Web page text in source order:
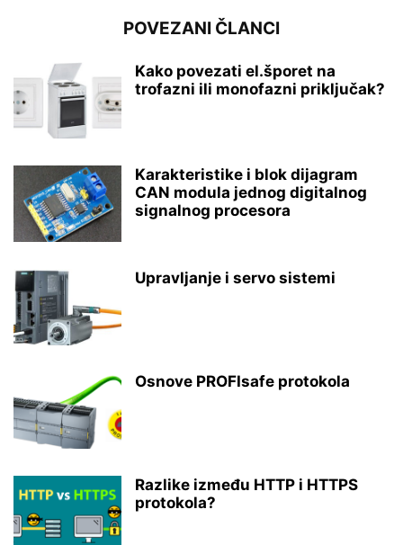
POVEZANI ČLANCI
Kako povezati el.šporet na
trofazni ili monofazni priključak?
Karakteristike i blok dijagram
CAN modula jednog digitalnog
signalnog procesora
Upravljanje i servo sistemi
Osnove PROFIsafe protokola
Razlike između HTTP i HTTPS
protokola?